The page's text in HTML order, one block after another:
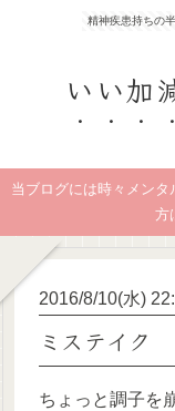
精神疾患持ちの
いい加
当ブログには時々メン
方
2016/8/10(水)
ミステイク
ちょっと調子を